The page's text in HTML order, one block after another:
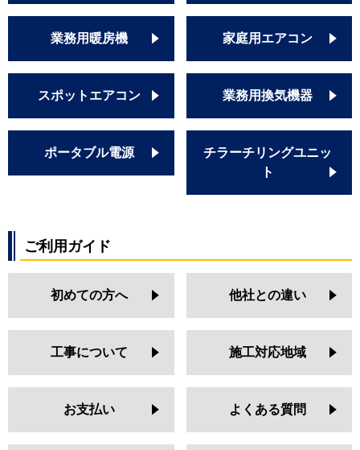
業務用暖房機 家庭用エアコン
スポットエアコン 業務用換気機器
ポータブル電源
チラーチリングユニッ
ト
ご利用ガイド
初めての方へ 他社との違い
工事について 施工対応地域
お支払い よくある質問